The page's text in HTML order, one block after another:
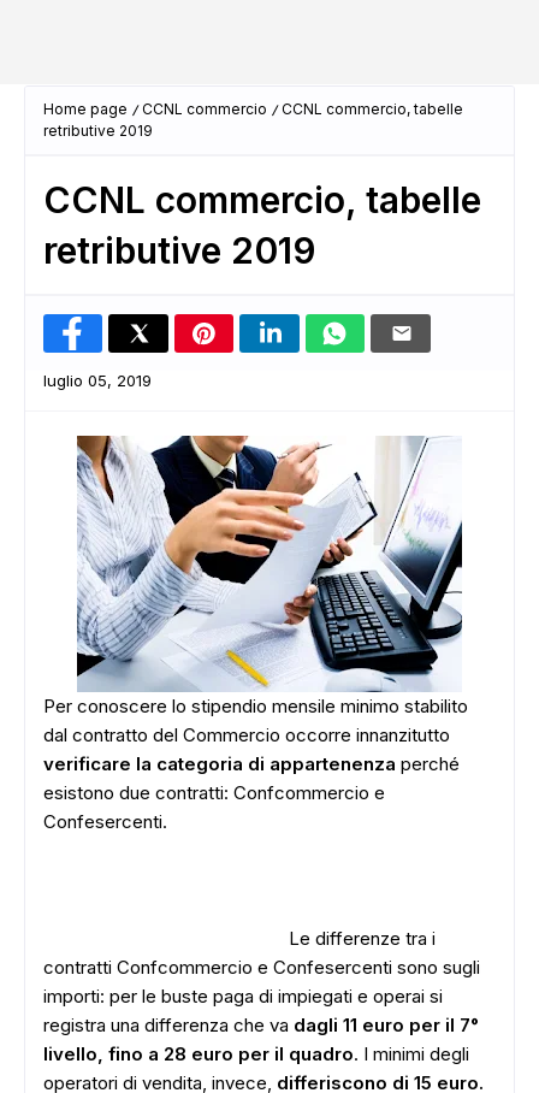
Home page CCNL commercio
CCNL commercio, tabelle
retributive 2019
CCNL commercio, tabelle
retributive 2019
luglio 05, 2019
Per conoscere lo stipendio mensile minimo stabilito
dal contratto del Commercio occorre innanzitutto
verificare la categoria di appartenenza perché
esistono due contratti: Confcommercio e
Confesercenti.
Le differenze tra i
contratti Confcommercio e Confesercenti sono sugli
importi: per le buste paga di impiegati e operai si
registra una differenza che va dagli 11 euro per il 7°
livello, fino a 28 euro per il quadro. I minimi degli
operatori di vendita, invece, differiscono di 15 euro.